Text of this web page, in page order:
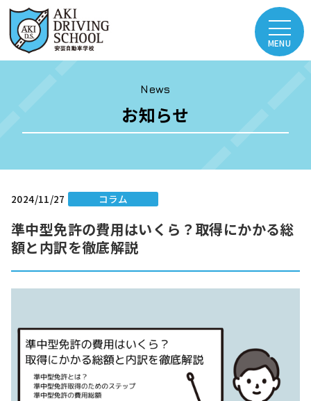
News
お知らせ
2024/11/27 コラム
準中型免許の費用はいくら？取得にかかる総
額と内訳を徹底解説